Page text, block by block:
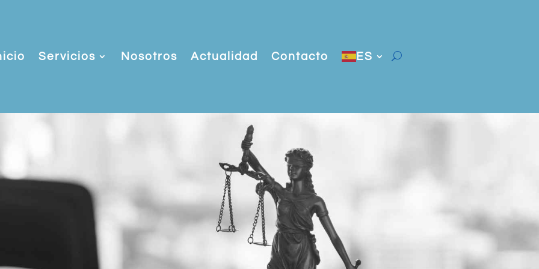
Servicios Nosotros Actualidad Contacto ES